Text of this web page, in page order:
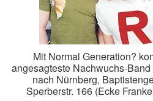
Mit Normal Generation?
angesagteste Nachwuchs-
nach Nürnberg,
Sperberstr. 166 (Ecke